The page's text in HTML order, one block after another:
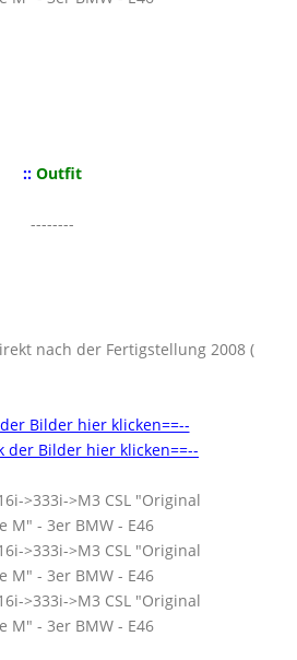
:: Outfit
--------
nach der Fertigstellung 2008 (
Bilder hier klicken==--
der Bilder hier klicken==--